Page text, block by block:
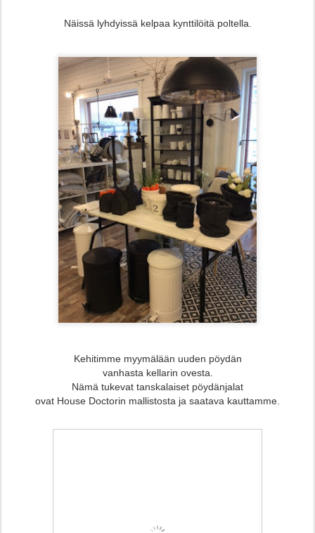
Näissä lyhdyissä kelpaa kynttilöitä poltella.
Kehitimme myymälään uuden pöydän
vanhasta kellarin ovesta.
Nämä tukevat tanskalaiset pöydänjalat
ovat House Doctorin mallistosta ja saatava kauttamme.